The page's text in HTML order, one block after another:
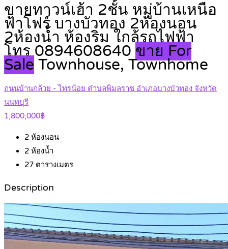
ขายทาวน์เฮ้า 2ชั้น หมู่บ้านเหนือ
ฟ้าโฟร์ บางบัวทอง 2ห้องนอน
2ห้องน้ำ ห้องริม ใกล้รถไฟฟ้า
โทร 0894608640 ขาย For
Sale Townhouse, Townhome
ถนนบ้านกล้วย - ไทรน้อย ตำบลพิมลราช อำเภอบางบัวทอง จังหวัด
นนทบุรี
1,800,000฿
2 ห้องนอน
2 ห้องน้ำ
27 ตารางเมตร
Description